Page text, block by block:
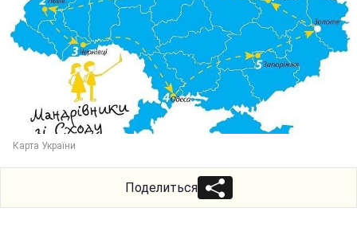
Карта України
Поделиться